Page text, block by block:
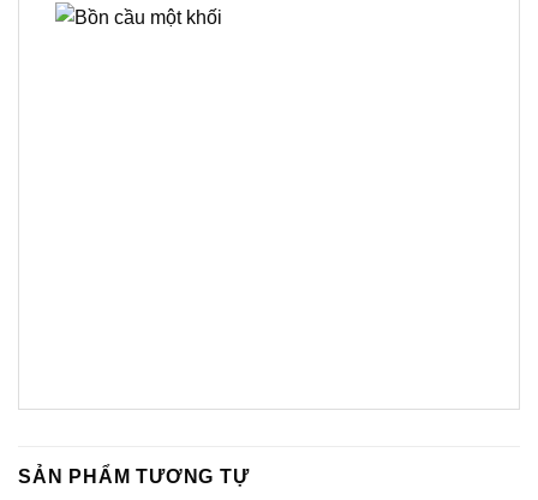
SẢN PHẨM TƯƠNG TỰ